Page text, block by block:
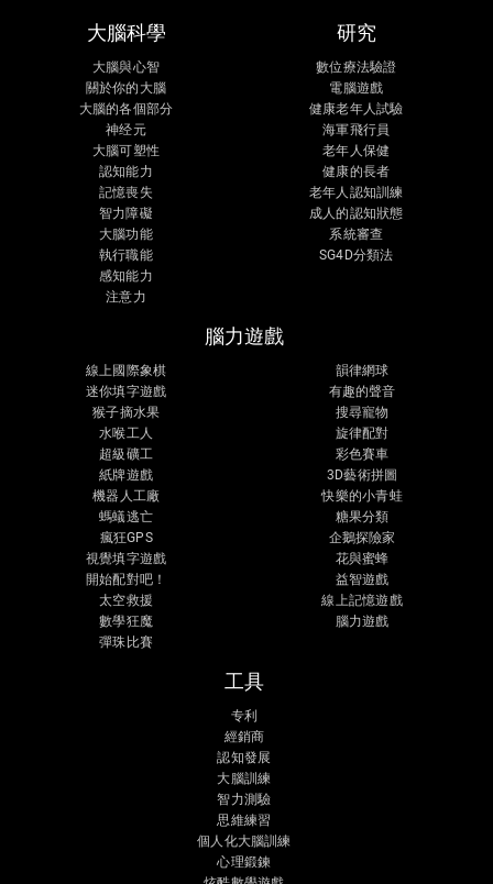
大腦科學
大腦與心智
關於你的大腦
大腦的各個部分
神经元
大腦可塑性
認知能力
記憶喪失
智力障礙
大腦功能
執行職能
感知能力
注意力
研究
數位療法驗證
電腦遊戲
健康老年人試驗
海軍飛行員
老年人保健
健康的長者
老年人認知訓練
成人的認知狀態
系統審查
SG4D分類法
腦力遊戲
線上國際象棋
迷你填字遊戲
猴子摘水果
水喉工人
超級礦工
紙牌遊戲
機器人工廠
螞蟻逃亡
瘋狂GPS
視覺填字遊戲
開始配對吧！
太空救援
數學狂魔
彈珠比賽
韻律網球
有趣的聲音
搜尋寵物
旋律配對
彩色賽車
3D藝術拼圖
快樂的小青蛙
糖果分類
企鵝探險家
花與蜜蜂
益智遊戲
線上記憶遊戲
腦力遊戲
工具
专利
經銷商
認知發展
大腦訓練
智力測驗
思維練習
個人化大腦訓練
心理鍛鍊